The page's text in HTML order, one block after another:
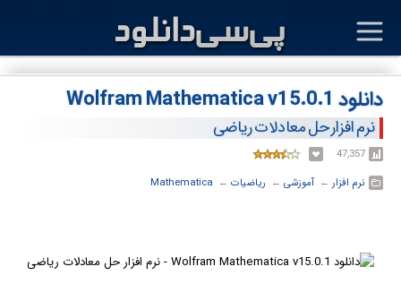
دانلود Wolfram Mathematica v15.0.1
نرم افزار حل معادلات ریاضی
47,357
نرم افزار ← ‏ آموزشی ← ‏ ریاضیات ← ‏
Mathematica